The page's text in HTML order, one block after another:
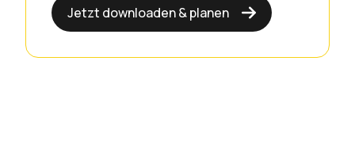
Jetzt downloaden & planen